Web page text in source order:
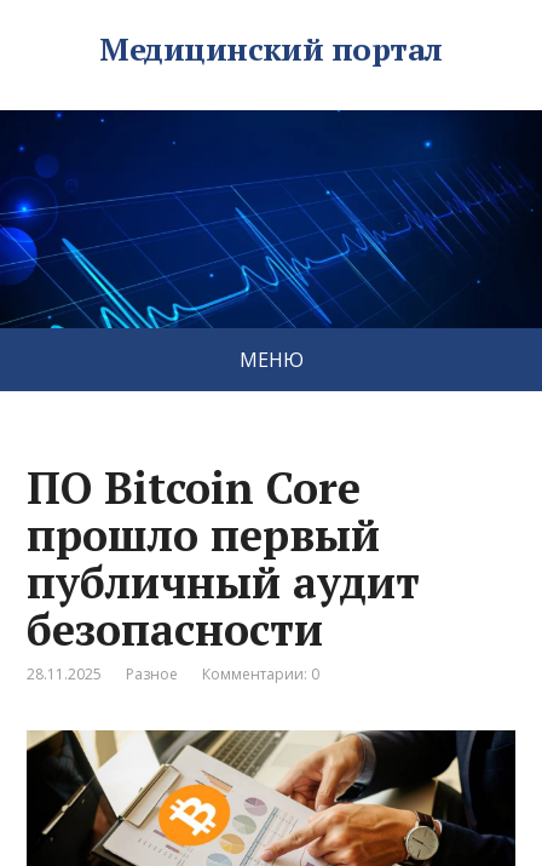
Медицинский портал
МЕНЮ
ПО Bitcoin Core
прошло первый
публичный аудит
безопасности
28.11.2025 Разное Комментарии: 0